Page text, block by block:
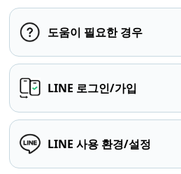
도움이 필요한 경우
LINE 로그인/가입
LINE 사용 환경/설정